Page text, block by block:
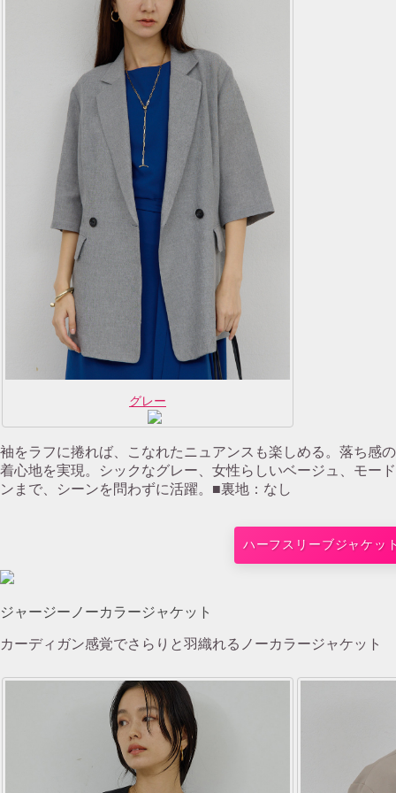
グレー
袖をラフに捲れば、こなれたニュアンスも楽しめる。落ち感
着心地を実現。シックなグレー、女性らしいベージュ、モー
ンまで、シーンを問わずに活躍。■裏地：なし
ハーフスリーブジャケッ
ジャージーノーカラージャケット
カーディガン感覚でさらりと羽織れるノーカラージャケット